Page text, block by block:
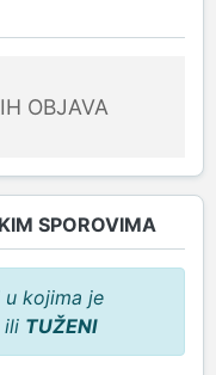
OBJAVA
SPOROVIMA
kojima je
ili TUŽENI